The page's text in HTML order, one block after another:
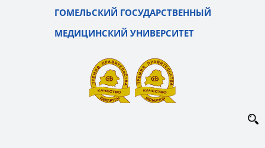
ГОМЕЛЬСКИЙ ГОСУДАРСТВЕННЫЙ
МЕДИЦИНСКИЙ УНИВЕРСИТЕТ